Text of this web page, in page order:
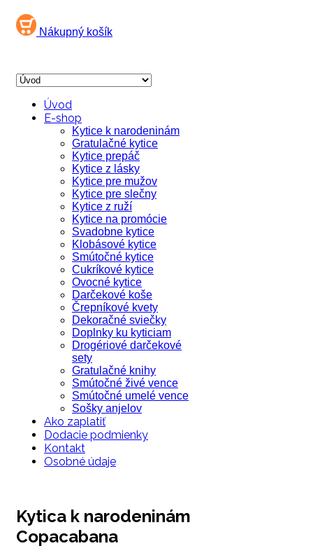
Nákupný košík
Úvod
E-shop
Kytice k narodeninám
Gratulačné kytice
Kytice prepáč
Kytice z lásky
Kytice pre mužov
Kytice pre slečny
Kytice z ruží
Kytice na promócie
Svadobne kytice
Klobásové kytice
Smútočné kytice
Cukríkové kytice
Ovocné kytice
Darčekové koše
Črepníkové kvety
Dekoračné sviečky
Doplnky ku kyticiam
Drogériové darčekové
sety
Gratulačné knihy
Smútočné živé vence
Smútočné umelé vence
Sošky anjelov
Ako zaplatiť
Dodacie podmienky
Kontakt
Osobné údaje
Kytica k narodeninám
Copacabana